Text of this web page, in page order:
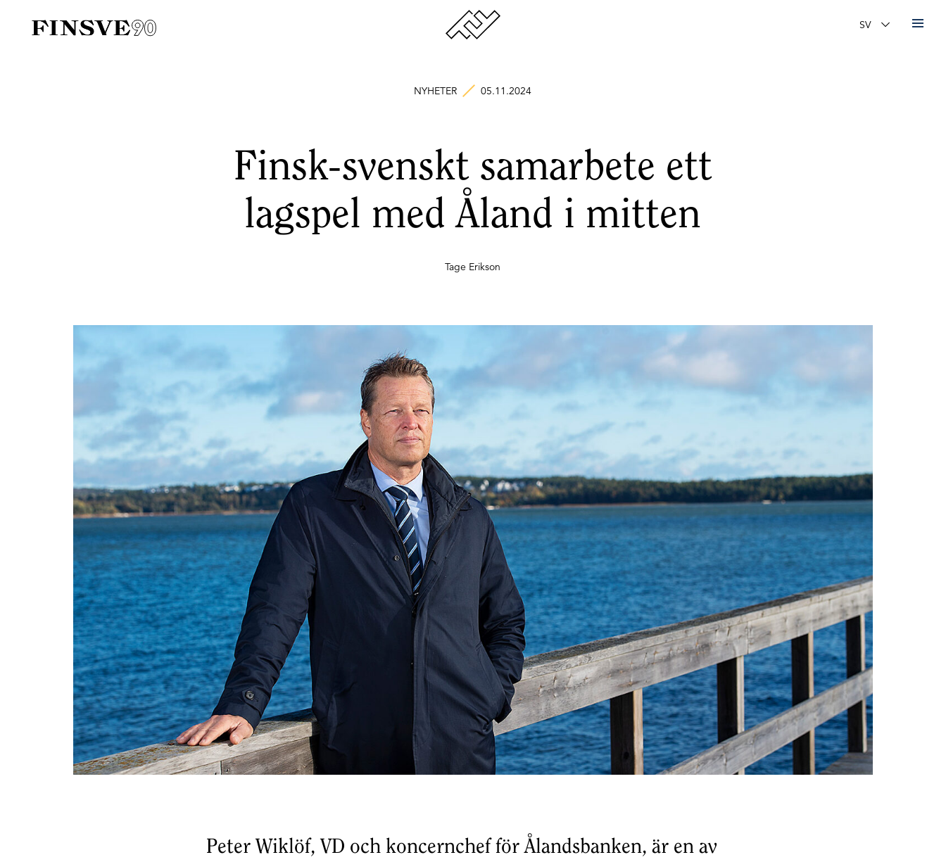
Finsk-svenska handelskammaren Ändra språk
NYHETER 05.11.2024
Finsk-svenskt samarbete ett
lagspel med Åland i mitten
Tage Erikson
Peter Wiklöf, VD och koncernchef för Ålandsbanken, är en av